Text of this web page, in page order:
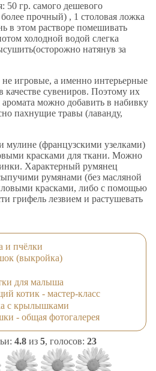
50 гр. самого дешевого
прочный) , 1 столовая ложка
в этом растворе помешивать
холодной водой слегка
натянув за
игровые, а именно интерьерные
сувениров. Поэтому их
можно добавить в набивку
пахнущие травы (лаванду,
мулине (французскими узелками)
красками для ткани. Можно
Характерный румянец
румянами (без масляной
красками, либо с помощью
грифель лезвием и растушевать
и пчёлки
(выкройка)
для малыша
котик - мастер-класс
с крылышками
- общая фотогалерея
4.8 из 5, голосов: 23